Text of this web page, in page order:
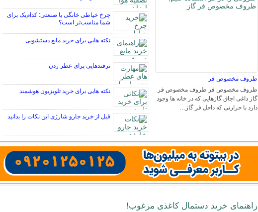
ظروف مخصوص فر
ظروف مخصوص فر ظروف مخصوص فر
گاز داغی اجاق گازهایی که در خانه ها وجود
دارد با حرارتی که داخل فر گاز…
چرخ خیاطی خانگی یا صنعتی: کدام‌یک برای
شما مناسب‌تر است؟
نکته هایی برای خرید مایع دستشویی
ترفندهایی برای عطر زدن
نکته هایی برای خرید تلویزیون هوشمند
قبل از خرید جارو شارژی این نکات را بدانید
راهنمای خرید دستمال کاغذی مرغوب!